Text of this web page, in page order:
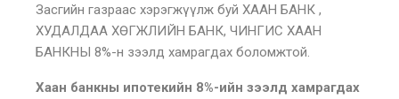
Засгийн газраас хэрэгжүүлж буй ХААН БАНК ,
ХУДАЛДАА ХӨГЖЛИЙН БАНК, ЧИНГИС ХААН
БАНКНЫ 8%-н зээлд хамрагдах боломжтой.
Хаан банкны ипотекийн 8%-ийн зээлд хамрагдах